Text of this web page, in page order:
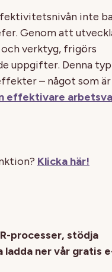
inte
Genom att
verktyg, frigörs
uppgifter. Denna
– något som är
effektivare
Klicka här!
processer, stödja
ladda ner vår gratis